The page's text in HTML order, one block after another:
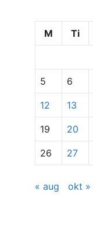
specifikke
M
Ti
5 6
12 13
19 20
26 27
« aug okt »